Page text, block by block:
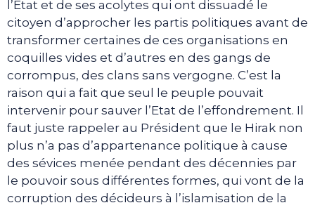
l’Etat et de ses acolytes qui ont dissuadé le
citoyen d’approcher les partis politiques avant de
transformer certaines de ces organisations en
coquilles vides et d’autres en des gangs de
corrompus, des clans sans vergogne. C’est la
raison qui a fait que seul le peuple pouvait
intervenir pour sauver l’Etat de l’effondrement. Il
faut juste rappeler au Président que le Hirak non
plus n’a pas d’appartenance politique à cause
des sévices menée pendant des décennies par
le pouvoir sous différentes formes, qui vont de la
corruption des décideurs à l’islamisation de la